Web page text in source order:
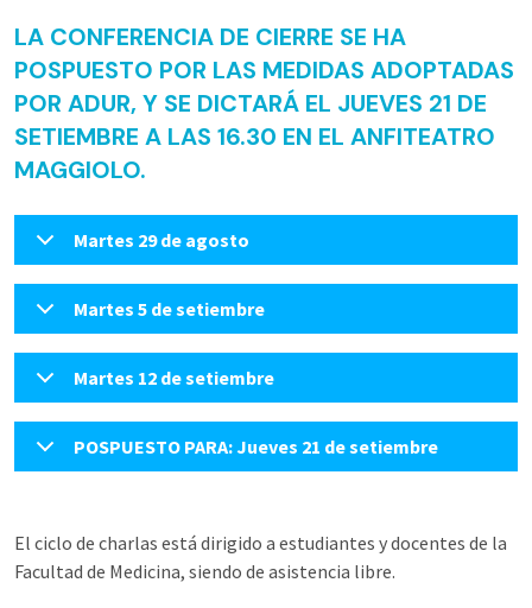
LA CONFERENCIA DE CIERRE SE HA
POSPUESTO POR LAS MEDIDAS ADOPTADAS
POR ADUR, Y SE DICTARÁ EL JUEVES 21 DE
SETIEMBRE A LAS 16.30 EN EL ANFITEATRO
MAGGIOLO.
Martes 29 de agosto
Martes 5 de setiembre
Martes 12 de setiembre
POSPUESTO PARA: Jueves 21 de setiembre
El ciclo de charlas está dirigido a estudiantes y docentes de la
Facultad de Medicina, siendo de asistencia libre.